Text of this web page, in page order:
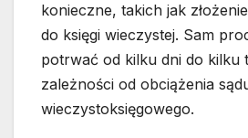
konieczne, takich jak
do księgi wieczystej. Sam
potrwać od kilku dni do kilku
zależności od obciążenia
wieczystoksięgowego.